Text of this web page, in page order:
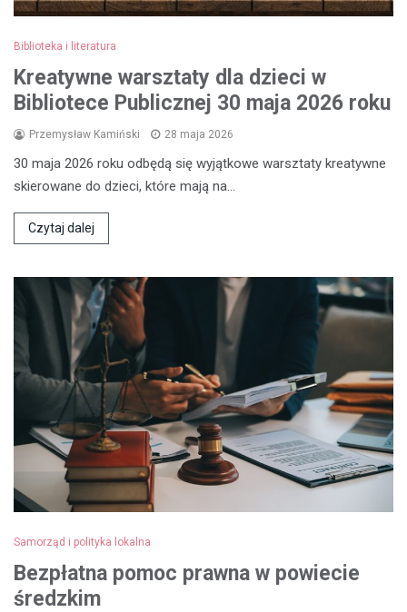
Biblioteka i literatura
Kreatywne warsztaty dla dzieci w
Bibliotece Publicznej 30 maja 2026 roku
Przemysław Kamiński 28 maja 2026
30 maja 2026 roku odbędą się wyjątkowe warsztaty kreatywne
skierowane do dzieci, które mają na…
Czytaj dalej
Samorząd i polityka lokalna
Bezpłatna pomoc prawna w powiecie
średzkim